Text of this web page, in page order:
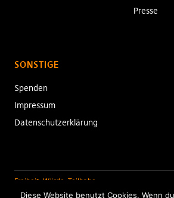
Presse
SONSTIGE
Spenden
Impressum
Datenschutzerklärung
Freiheit. Würde. Teilhabe.
Diese Website benutzt Cookies. Wenn